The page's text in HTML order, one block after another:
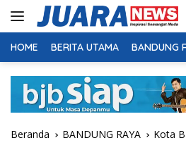
HOME BERITA UTAMA BANDUNG
Beranda BANDUNG RAYA Kota